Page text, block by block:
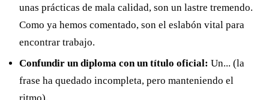
unas prácticas de mala calidad, son un lastre tremendo.
Como ya hemos comentado, son el eslabón vital para
encontrar trabajo.
Confundir un diploma con un título oficial: Un... (la
frase ha quedado incompleta, pero manteniendo el